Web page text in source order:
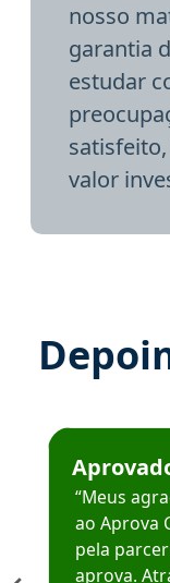
nosso
garantia
estudar
valor
Estudante José
“Meus
ao Aprova
pela
aprova.